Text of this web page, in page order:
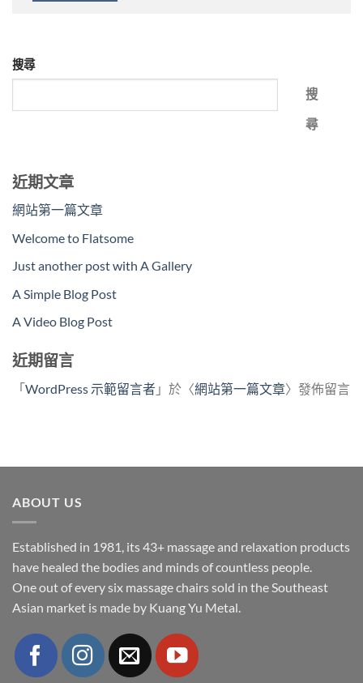
搜尋
搜
尋
近期文章
網站第一篇文章
Welcome to Flatsome
Just another post with A Gallery
A Simple Blog Post
A Video Blog Post
近期留言
「WordPress 示範留言者 」於〈網站第一篇文章〉發佈留言
ABOUT US
Established in 1981, its 43+ massage and relaxation products
have healed the bodies and minds of countless people.
One out of every six massage chairs sold in the Southeast
Asian market is made by Kuang Yu Metal.